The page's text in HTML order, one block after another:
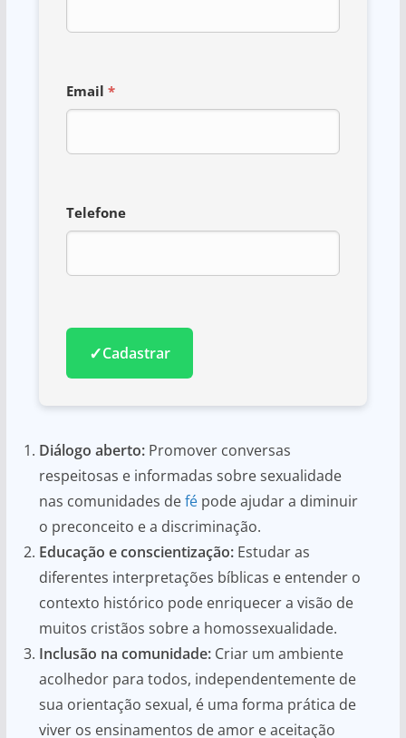
Email *
Telefone
✓Cadastrar
Diálogo aberto:Promover conversas
respeitosas e informadas sobre sexualidade
nas comunidades defépode ajudar a diminuir
o preconceito e a discriminação.
Educação e conscientização:Estudar as
diferentes interpretações bíblicas e entender o
contexto histórico pode enriquecer a visão de
muitos cristãos sobre a homossexualidade.
Inclusão na comunidade:Criar um ambiente
acolhedor para todos, independentemente de
sua orientação sexual, é uma forma prática de
viver os ensinamentos de amor e aceitação